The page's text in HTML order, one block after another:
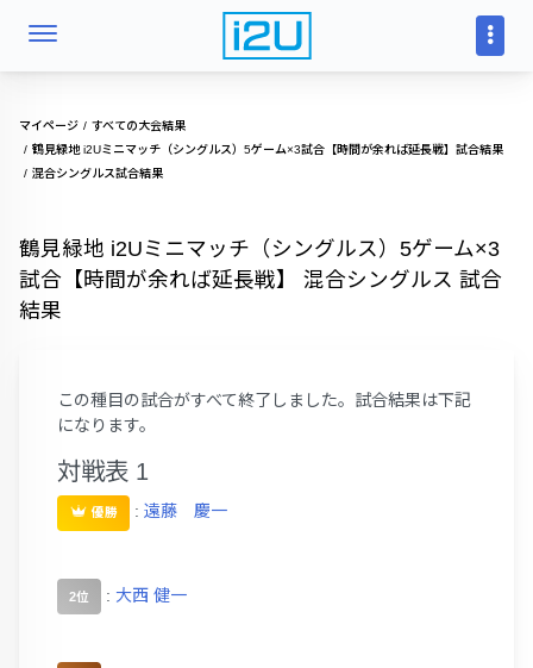
マイページ
すべての大会結果
鶴見緑地 i2Uミニマッチ（シングルス）5ゲーム×3試合【時間が余れば延長戦】試合結果
混合シングルス試合結果
鶴見緑地 i2Uミニマッチ（シングルス）5ゲーム×3
試合【時間が余れば延長戦】 混合シングルス 試合
結果
この種目の試合がすべて終了しました。試合結果は下記
になります。
対戦表 1
優勝 : 遠藤 慶一
2位 : 大西 健一